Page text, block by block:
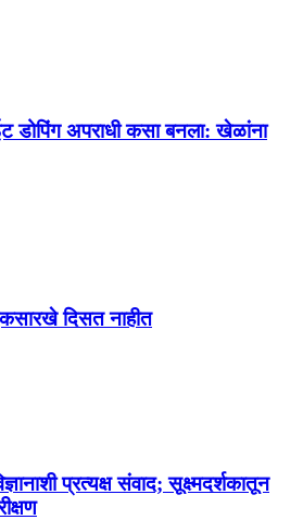
डोपिंग अपराधी कसा बनला: खेळांना
दिसत नाहीत
प्रत्यक्ष संवाद; सूक्ष्मदर्शकातून